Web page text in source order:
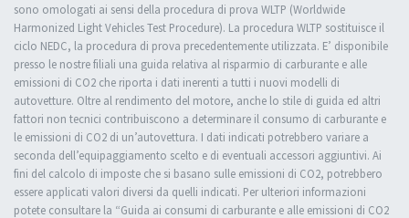
sono omologati ai sensi della procedura di prova WLTP (Worldwide
Harmonized Light Vehicles Test Procedure). La procedura WLTP sostituisce il
ciclo NEDC, la procedura di prova precedentemente utilizzata. E’ disponibile
presso le nostre filiali una guida relativa al risparmio di carburante e alle
emissioni di CO2 che riporta i dati inerenti a tutti i nuovi modelli di
autovetture. Oltre al rendimento del motore, anche lo stile di guida ed altri
fattori non tecnici contribuiscono a determinare il consumo di carburante e
le emissioni di CO2 di un’autovettura. I dati indicati potrebbero variare a
seconda dell’equipaggiamento scelto e di eventuali accessori aggiuntivi. Ai
fini del calcolo di imposte che si basano sulle emissioni di CO2, potrebbero
essere applicati valori diversi da quelli indicati. Per ulteriori informazioni
potete consultare la “Guida ai consumi di carburante e alle emissioni di CO2